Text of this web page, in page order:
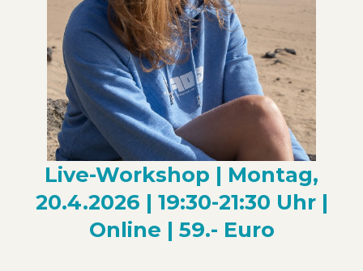
Live-Workshop | Montag,
20.4.2026 | 19:30-21:30 Uhr |
Online | 59.- Euro